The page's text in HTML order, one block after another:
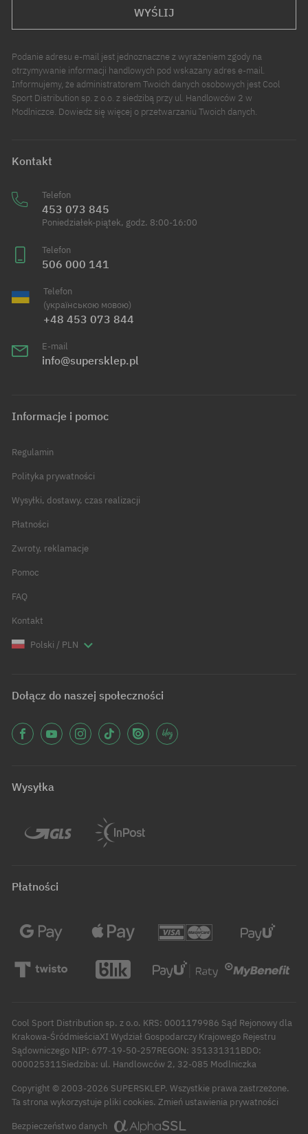
WYŚLIJ
Podanie adresu e-mail jest jednoznaczne z wyrażeniem zgody na
otrzymywanie informacji handlowych pod wskazany adres e-mail.
Informujemy, że administratorem Twoich danych osobowych jest Cool
Sport Distribution sp. z o.o. z siedzibą przy ul. Handlowców 2 w
Modlniczce. Dowiedz się więcej o przetwarzaniu Twoich danych.
Kontakt
Telefon
453 073 845
Poniedziałek-piątek, godz. 8:00-16:00
Telefon
506 000 141
Telefon
(українською мовою)
+48 453 073 844
E-mail
info@supersklep.pl
Informacje i pomoc
Regulamin
Polityka prywatności
Wysyłki, dostawy, czas realizacji
Płatności
Zwroty, reklamacje
Pomoc
FAQ
Kontakt
Polski / PLN
Dołącz do naszej społeczności
Wysyłka
Płatności
Cool Sport Distribution sp. z o.o. KRS: 0001179986 Sąd Rejonowy dla
Krakowa-ŚródmieściaXI Wydział Gospodarczy Krajowego Rejestru
Sądowniczego NIP: 677-19-50-257REGON: 351331311BDO:
000025311Siedziba: ul. Handlowców 2, 32-085 Modlniczka
Copyright © 2003-2026 SUPERSKLEP. Wszystkie prawa zastrzeżone.
Ta strona wykorzystuje pliki cookies. Zmień ustawienia prywatności
Bezpieczeństwo danych